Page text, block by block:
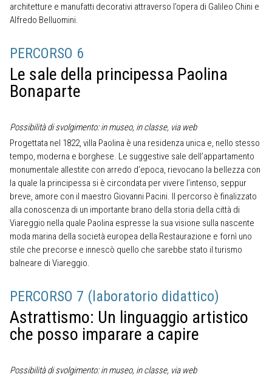
architetture e manufatti decorativi attraverso l’opera di Galileo Chini e
Alfredo Belluomini.
PERCORSO 6
Le sale della principessa Paolina
Bonaparte
Possibilità di svolgimento: in museo, in classe, via web
Progettata nel 1822, villa Paolina è una residenza unica e, nello stesso
tempo, moderna e borghese. Le suggestive sale dell’appartamento
monumentale allestite con arredo d’epoca, rievocano la bellezza con
la quale la principessa si è circondata per vivere l’intenso, seppur
breve, amore con il maestro Giovanni Pacini. Il percorso è finalizzato
alla conoscenza di un importante brano della storia della città di
Viareggio nella quale Paolina espresse la sua visione sulla nascente
moda marina della società europea della Restaurazione e fornì uno
stile che precorse e innescò quello che sarebbe stato il turismo
balneare di Viareggio.
PERCORSO 7 (laboratorio didattico)
Astrattismo: Un linguaggio artistico
che posso imparare a capire
Possibilità di svolgimento: in museo, in classe, via web